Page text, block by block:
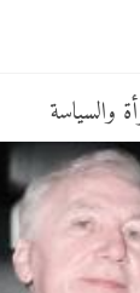
والسياسة